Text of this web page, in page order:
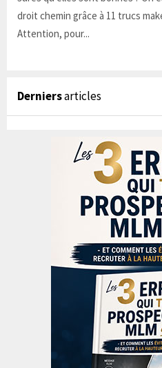
droit chemin grâce à 11 trucs
Attention, pour...
Derniersarticles